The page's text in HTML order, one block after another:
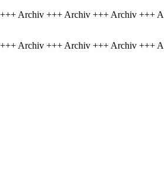
Archiv +++ Archiv +++ Archiv +++
Archiv +++ Archiv +++ Archiv +++